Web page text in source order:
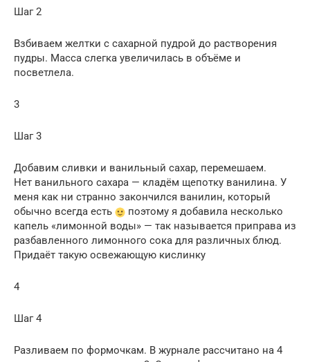
Шаг 2
Взбиваем желтки с сахарной пудрой до растворения
пудры. Масса слегка увеличилась в объёме и
посветлела.
3
Шаг 3
Добавим сливки и ванильный сахар, перемешаем.
Нет ванильного сахара — кладём щепотку ванилина. У
меня как ни странно закончился ванилин, который
обычно всегда есть
поэтому я добавила несколько
капель «лимонной воды» — так называется приправа из
разбавленного лимонного сока для различных блюд.
Придаёт такую освежающую кислинку
4
Шаг 4
Разливаем по формочкам. В журнале рассчитано на 4